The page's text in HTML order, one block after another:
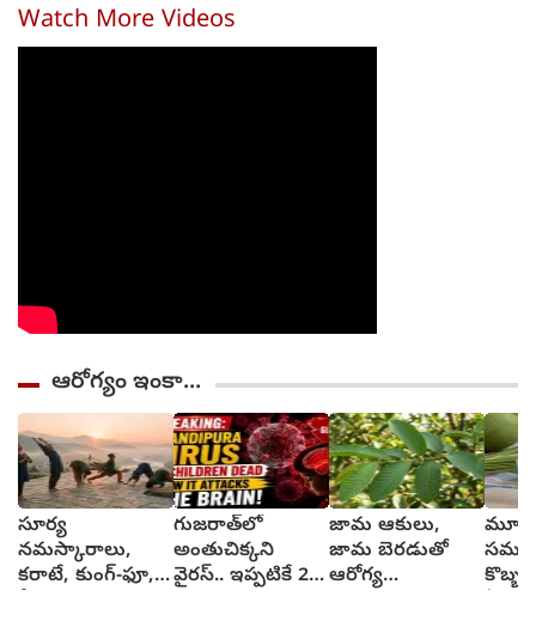
Watch More Videos
ఆరోగ్యం ఇంకా...
సూర్య
నమస్కారాలు,
కరాటే, కుంగ్-ఫూ,
గుజరాత్‌లో
అంతుచిక్కని
వైరస్.. ఇప్పటికే 22
జామ ఆకులు,
జామ బెరడుతో
ఆరోగ్య